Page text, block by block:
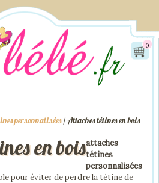
0
personnalisées/ Attaches tétines en bois
en boisattaches
tétines
personnalisées
pour éviter de perdre la tétine de